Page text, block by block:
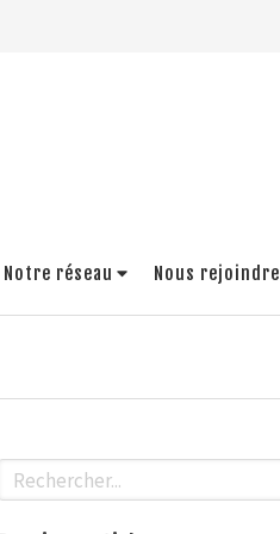
Notre réseau Nous rejoindre
Rechercher